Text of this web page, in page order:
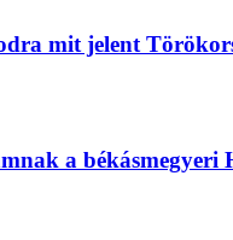
mit jelent
a békásmegyeri